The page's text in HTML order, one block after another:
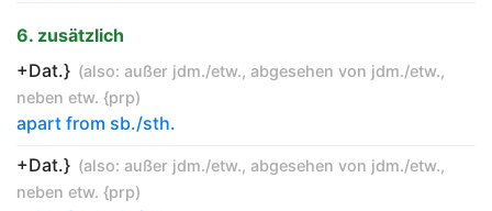
6. zusätzlich
+Dat.} (also: außer jdm./etw., abgesehen von jdm./etw.,
neben etw. {prp)
apart from sb./sth.
+Dat.} (also: außer jdm./etw., abgesehen von jdm./etw.,
neben etw. {prp)